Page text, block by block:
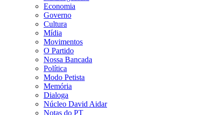
Economia
Governo
Cultura
Mídia
Movimentos
O Partido
Nossa Bancada
Política
Modo Petista
Memória
Dialoga
Núcleo David Aidar
Notas do PT